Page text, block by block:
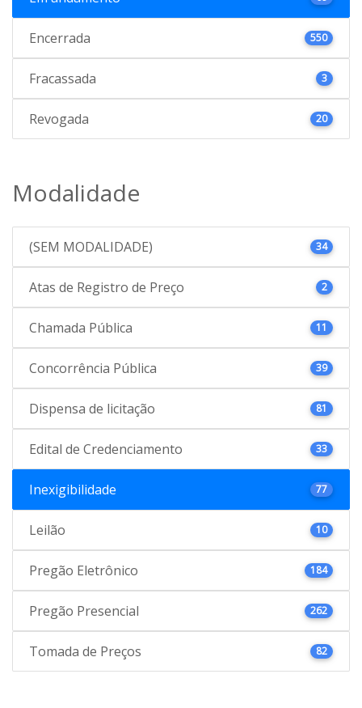
Encerrada 550
Fracassada 3
Revogada 20
Modalidade
(SEM MODALIDADE) 34
Atas de Registro de Preço 2
Chamada Pública 11
Concorrência Pública 39
Dispensa de licitação 81
Edital de Credenciamento 33
Inexigibilidade 77
Leilão 10
Pregão Eletrônico 184
Pregão Presencial 262
Tomada de Preços 82